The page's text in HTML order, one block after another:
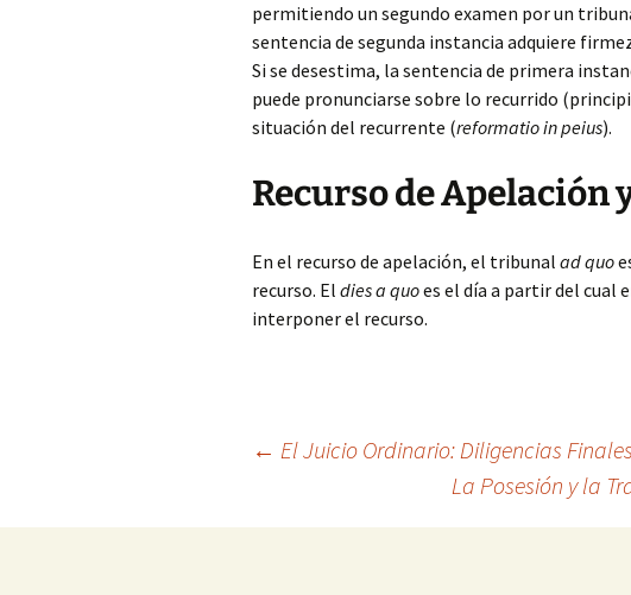
permitiendo un segundo examen por un
sentencia de segunda instancia adquiere
Si se desestima, la sentencia de primera
puede pronunciarse sobre lo recurrido
situación del recurrente (reformatio in peius).
Recurso de Apelación
En el recurso de apelación, el tribunal ad quo
recurso. El dies a quoes el día a partir del cual
interponer el recurso.
Navegación
de
← El Juicio Ordinario: Diligencias
La Posesión y la